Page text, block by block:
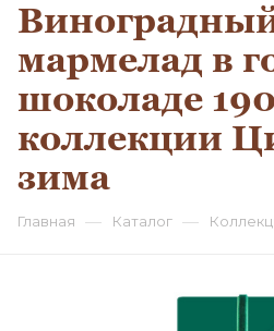
мармелад в
шоколаде
коллекции
зима
Главная — Каталог —